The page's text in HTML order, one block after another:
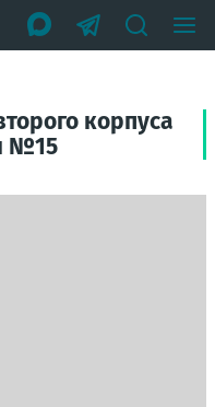
корпуса
№15